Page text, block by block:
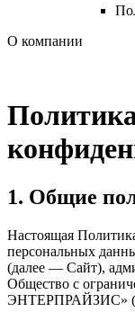
О компании
1. Общие
Настоящая
персональных
(далее — Сайт),
Общество с
ЭНТЕРПРАЙЗИС»